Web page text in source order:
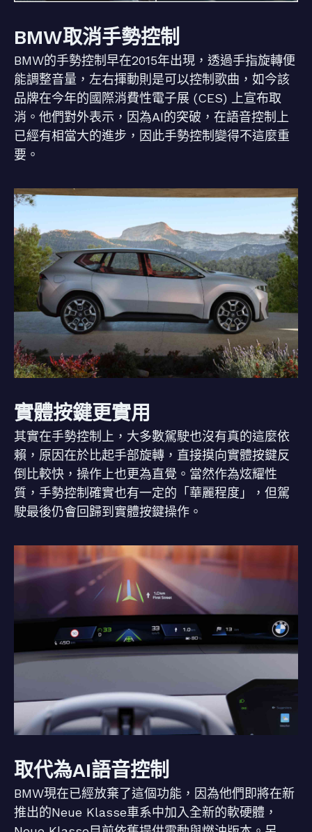
BMW取消手勢控制
BMW的手勢控制早在2015年出現，透過手指旋轉便
能調整音量，左右揮動則是可以控制歌曲，如今該
品牌在今年的國際消費性電子展 (CES) 上宣布取
消。他們對外表示，因為AI的突破，在語音控制上
已經有相當大的進步，因此手勢控制變得不這麼重
要。
實體按鍵更實用
其實在手勢控制上，大多數駕駛也沒有真的這麼依
賴，原因在於比起手部旋轉，直接摸向實體按鍵反
倒比較快，操作上也更為直覺。當然作為炫耀性
質，手勢控制確實也有一定的「華麗程度」，但駕
駛最後仍會回歸到實體按鍵操作。
取代為AI語音控制
BMW現在已經放棄了這個功能，因為他們即將在新
推出的Neue Klasse車系中加入全新的軟硬體，